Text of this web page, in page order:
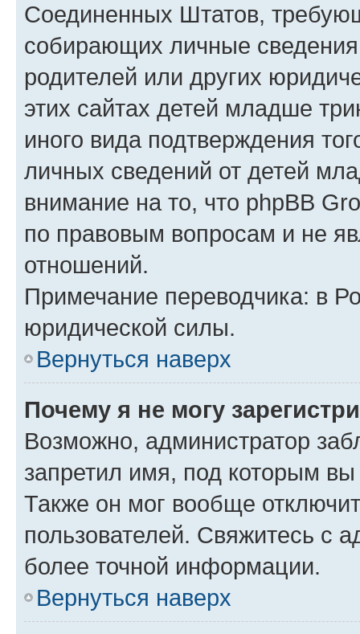
Соединенных Штатов,
собирающих личные
родителей или других
этих сайтах детей младше
иного вида подтверждения
личных сведений от детей
внимание на то, что phpBB
по правовым вопросам и не
отношений.
Примечание переводчика: в
юридической силы.
Вернуться наверх
Почему я не могу
Возможно, администратор
запретил имя, под которым вы
Также он мог вообще
пользователей. Свяжитесь с
более точной информации.
Вернуться наверх